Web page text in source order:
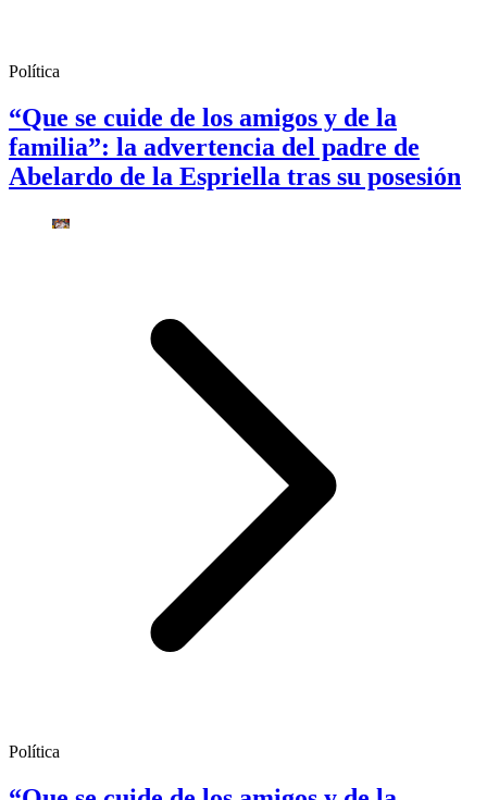
Política
“Que se cuide de los amigos y de la
familia”: la advertencia del padre de
Abelardo de la Espriella tras su posesión
Política